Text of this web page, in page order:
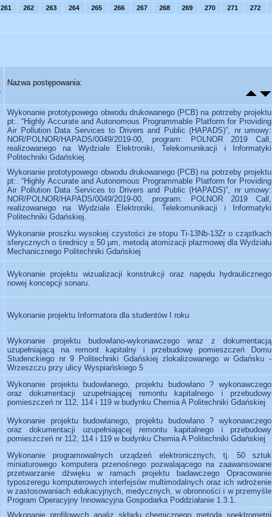
261 262 263 264 265 266 267 268 269 270 271 272
Nazwa postępowania:
Wykonanie prototypowego obwodu drukowanego (PCB) na potrzeby projektu
pt:. “Highly Accurate and Autonomous Programmable Platform for Providing
Air Pollution Data Services to Drivers and Public (HAPADS)”, nr umowy:
NOR/POLNOR/HAPADS/0049/2019-00, program: POLNOR 2019 Call,
realizowanego na Wydziale Elektroniki, Telekomunikacji i Informatyki
Politechniki Gdańskiej.
Wykonanie prototypowego obwodu drukowanego (PCB) na potrzeby projektu
pt:. “Highly Accurate and Autonomous Programmable Platform for Providing
Air Pollution Data Services to Drivers and Public (HAPADS)”, nr umowy:
NOR/POLNOR/HAPADS/0049/2019-00, program: POLNOR 2019 Call,
realizowanego na Wydziale Elektroniki, Telekomunikacji i Informatyki
Politechniki Gdańskiej.
Wykonanie proszku wysokiej czystości ze stopu Ti-13Nb-13Zr o cząstkach
sferycznych o średnicy ≤ 50 µm, metodą atomizacji plazmowej dla Wydziału
Mechanicznego Politechniki Gdańskiej
Wykonanie projektu wizualizacji konstrukcji oraz napędu hydraulicznego
nowej koncepcji sonaru.
Wykonanie projektu Informatora dla studentów I roku
Wykonanie projektu budowlano-wykonawczego wraz z dokumentacją
uzupełniającą na remont kapitalny i przebudowę pomieszczeń Domu
Studenckiego nr 9 Politechniki Gdańskiej zlokalizowanego w Gdańsku -
Wrzeszczu przy ulicy Wyspiańskiego 5
Wykonanie projektu budowlanego, projektu budowlano ? wykonawczego
oraz dokumentacji uzupełniającej remontu kapitalnego i przebudowy
pomieszczeń nr 112, 114 i 119 w budynku Chemia A Politechniki Gdańskiej
Wykonanie projektu budowlanego, projektu budowlano ? wykonawczego
oraz dokumentacji uzupełniającej remontu kapitalnego i przebudowy
pomieszczeń nr 112, 114 i 119 w budynku Chemia A Politechniki Gdańskiej
Wykonanie programowalnych urządzeń elektronicznych, tj. 50 sztuk
miniaturowego komputera przenośnego pozwalającego na zaawansowane
przetwarzanie dźwięku w ramach projektu badawczego Opracowanie
typoszeregu komputerowych interfejsów multimodalnych oraz ich wdrożenie
w zastosowaniach edukacyjnych, medycznych, w obronności i w przemyśle
Program Operacyjny Innowacyjna Gospodarka Poddziałanie 1.3.1.
Wykonanie profilowych analiz składu chemicznego metodą spektrometrii